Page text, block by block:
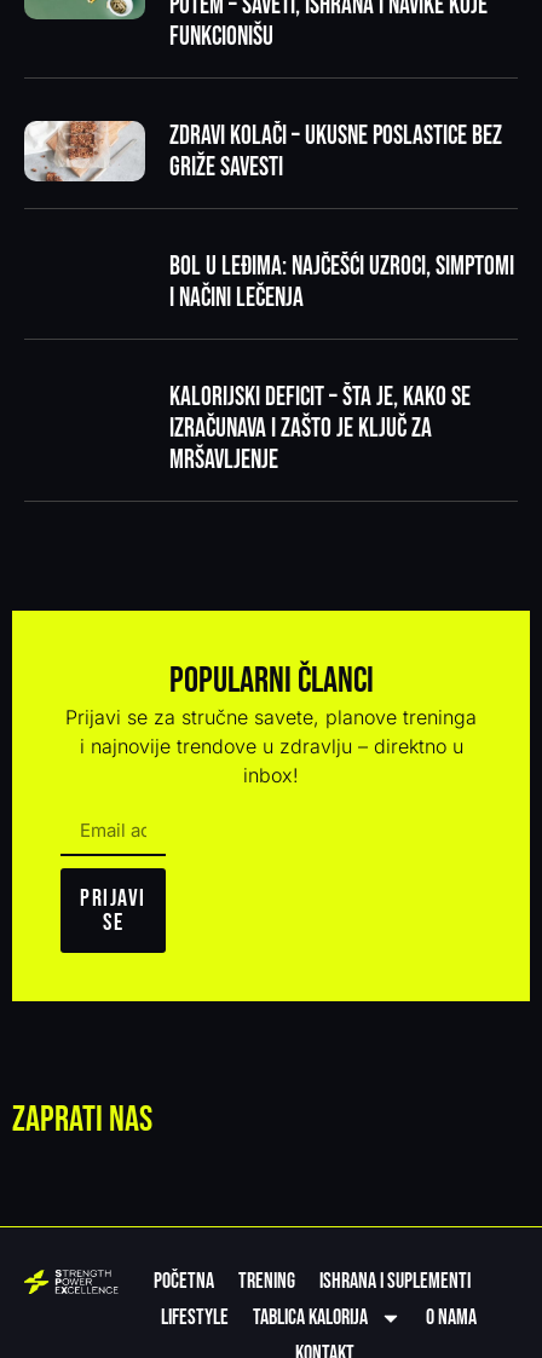
funkcionišu
Zdravi kolači – ukusne poslastice bez
griže savesti
Bol u leđima: najčešći uzroci, simptomi
i načini lečenja
Kalorijski deficit – šta je, kako se
izračunava i zašto je ključ za
mršavljenje
Popularni članci
Prijavi se za stručne savete, planove treninga
i najnovije trendove u zdravlju – direktno u
inbox!
Prijavi
se
Zaprati nas
Početna Trening
Ishrana i suplementi
Lifestyle
Tablica kalorija
O nama